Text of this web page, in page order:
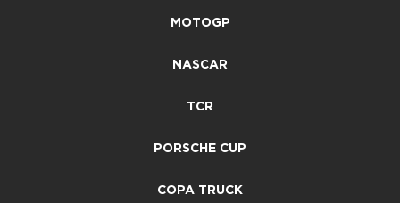
MOTOGP
NASCAR
TCR
PORSCHE CUP
COPA TRUCK